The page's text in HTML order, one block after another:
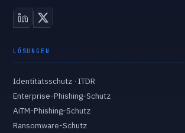
LÖSUNGEN
Identitätsschutz · ITDR
Enterprise-Phishing-Schutz
AiTM-Phishing-Schutz
Ransomware-Schutz